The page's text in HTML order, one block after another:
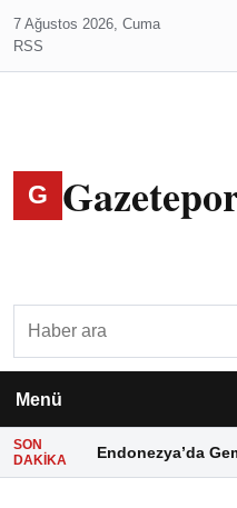
7 Ağustos 2026, Cuma
RSS
G
Menü
SON
DAKIKA
Endonezya’da